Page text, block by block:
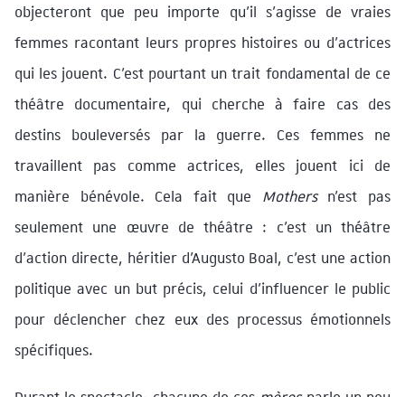
objecteront que peu importe qu’il s’agisse de vraies
femmes racontant leurs propres histoires ou d’actrices
qui les jouent. C’est pourtant un trait fondamental de ce
théâtre documentaire, qui cherche à faire cas des
destins bouleversés par la guerre. Ces femmes ne
travaillent pas comme actrices, elles jouent ici de
manière bénévole. Cela fait que Mothersn’est pas
seulement une œuvre de théâtre : c’est un théâtre
d’action directe, héritier d’Augusto Boal, c’est une action
politique avec un but précis, celui d’influencer le public
pour déclencher chez eux des processus émotionnels
spécifiques.